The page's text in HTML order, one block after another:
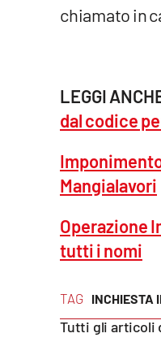
TAG INCHIESTA
Tutti gli articoli
chiamato in
LEGGI
dal codice
Mangialavori
Operazione
tutti i nomi